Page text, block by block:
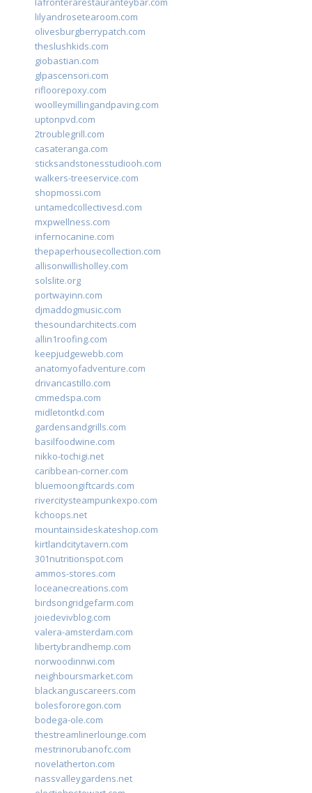
lilyandrosetearoom.com
olivesburgberrypatch.com
theslushkids.com
giobastian.com
glpascensori.com
rifloorepoxy.com
woolleymillingandpaving.com
uptonpvd.com
2troublegrill.com
casateranga.com
sticksandstonesstudiooh.com
walkers-treeservice.com
shopmossi.com
untamedcollectivesd.com
mxpwellness.com
infernocanine.com
thepaperhousecollection.com
allisonwillisholley.com
solslite.org
portwayinn.com
djmaddogmusic.com
thesoundarchitects.com
allin1roofing.com
keepjudgewebb.com
anatomyofadventure.com
drivancastillo.com
cmmedspa.com
midletontkd.com
gardensandgrills.com
basilfoodwine.com
nikko-tochigi.net
caribbean-corner.com
bluemoongiftcards.com
rivercitysteampunkexpo.com
kchoops.net
mountainsideskateshop.com
kirtlandcitytavern.com
301nutritionspot.com
ammos-stores.com
loceanecreations.com
birdsongridgefarm.com
joiedevivblog.com
valera-amsterdam.com
libertybrandhemp.com
norwoodinnwi.com
neighboursmarket.com
blackanguscareers.com
bolesfororegon.com
bodega-ole.com
thestreamlinerlounge.com
mestrinorubanofc.com
novelatherton.com
nassvalleygardens.net